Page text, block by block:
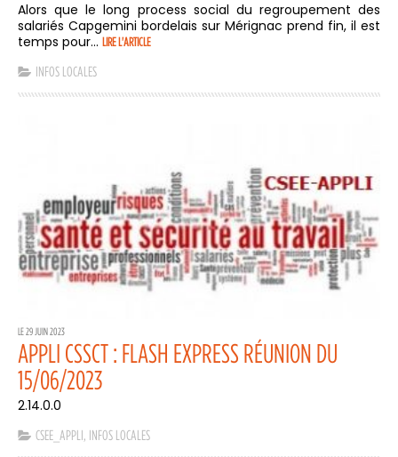
Alors que le long process social du regroupement des
salariés Capgemini bordelais sur Mérignac prend fin, il est
temps pour... LIRE L'ARTICLE
INFOS LOCALES
LE 29 JUIN 2023
APPLI CSSCT : FLASH EXPRESS RÉUNION DU
15/06/2023
2.14.0.0
CSEE_APPLI INFOS LOCALES